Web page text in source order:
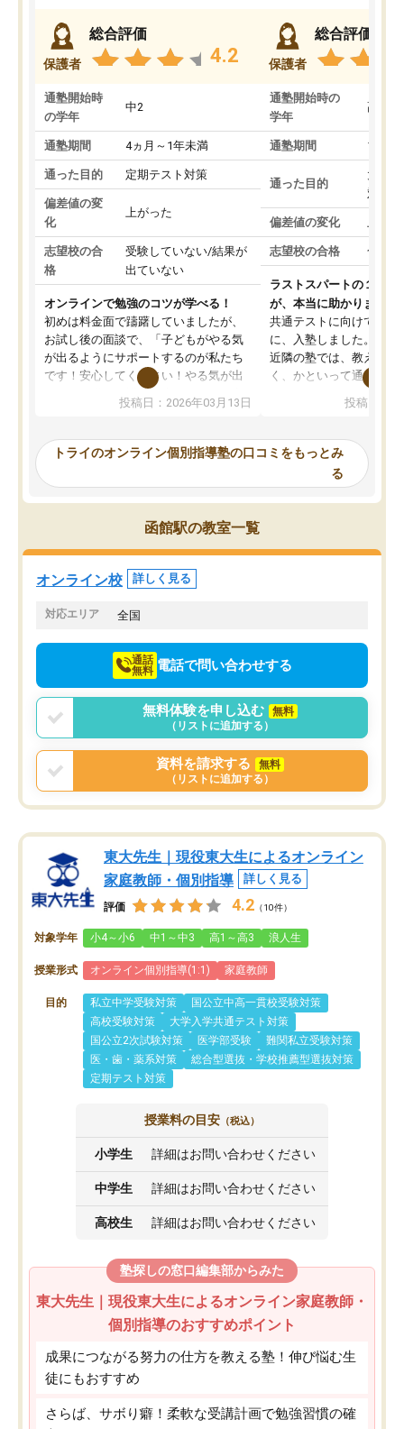
保護者
総合評価
4.2
通塾開始時
の学年
中2
通塾期間 4ヵ月～1年未満
通った目的 定期テスト対策
偏差値の変
化
上がった
志望校の合
格
受験していない/結果が
出ていない
オンラインで勉強のコツが学べる！
初めは料金面で躊躇していましたが、
お試し後の面談で、「子どもがやる気
が出るようにサポートするのが私たち
です！安心してください！やる気が出
ないのは私たち講師の責任です」と言
ってくださり、確かに！と考えて、思
ったんですが、学生の先生から学ぶこ
み、徐々に成績が上がったらいいなと
思っていました。何が今足りないのか
を的確に指導いただき、子どももびっ
くりするほど楽しんでやる気を持って
塾を受けています。狙い通り、少しず
つ成績も上がり、苦手意識も無くなっ
てきたので、さらに苦手な数学も追加
でお願いしました。来年の高校受験に
投稿日：2026年03月13日
保護者
総合評価
通塾開始時の
学年
高3
通塾期間 1～3
通った目的
大学
対策
偏差値の変化
志望校の合格 合格
ラストスパートの１か月
が、本当に助かりました
共通テストに向けての追
に、入塾しました。田舎
近隣の塾では、教えても
く、かといって通うには
可能なので本当に助か
らないところをピンポイ
頂いて、とてもわかり
していました。一生を
スト、多少お金がかかっ
投稿日：
トライのオンライン個別指導塾の口コミをもっとみ
る
函館駅の教室一覧
オンライン校 詳しく見る
対応エリア 全国
通話
無料 電話で問い合わせする
無料体験を申し込む
無料
（リストに追加する）
資料を請求する
無料
（リストに追加する）
東大先生｜現役東大生によるオンライン
家庭教師・個別指導
詳しく見る
評価 4.2 （10件）
対象学年 小4～小6 中1～中3 高1～高3 浪人生
授業形式 オンライン個別指導(1:1) 家庭教師
目的 私立中学受験対策
国公立中高一貫校受験対策
高校受験対策
大学入学共通テスト対策
国公立2次試験対策
医学部受験
難関私立受験対策
医・歯・薬系対策
総合型選抜・学校推薦型選抜対策
定期テスト対策
授業料の目安 （税込）
小学生 詳細はお問い合わせください
中学生 詳細はお問い合わせください
高校生 詳細はお問い合わせください
塾探しの窓口編集部からみた
東大先生｜現役東大生によるオンライン家庭教師・
個別指導のおすすめポイント
成果につながる努力の仕方を教える塾！伸び悩む生
徒にもおすすめ
さらば、サボり癖！柔軟な受講計画で勉強習慣の確